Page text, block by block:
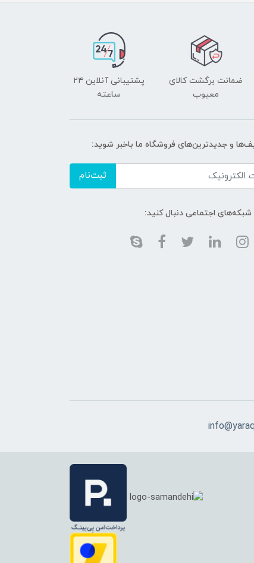
ضمانت برگشت کالای
معیوب
پشتیبانی آنلاین ۲۴
ساعته
و جدیدترین‌های فروشگاه ما باخبر شوید:
ثبت‌نام
شبکه‌های اجتماعی دنبال کنید: